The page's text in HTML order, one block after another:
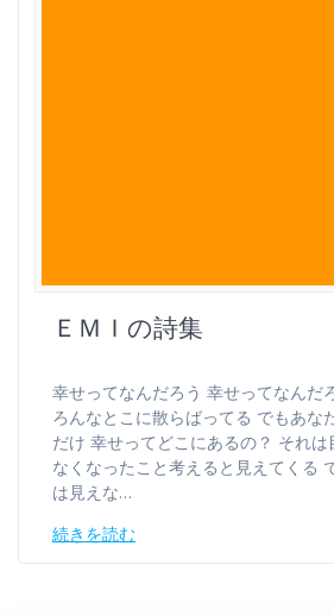
ＥＭＩの詩集
幸せってなんだろう 幸せってなんだ
ろんなとこに散らばってる でもあな
だけ 幸せってどこにあるの？ それは
なくなったこと考えると見えてくる
は見えな…
続きを読む